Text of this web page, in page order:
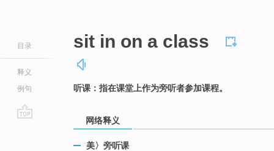
目录
释义
例句
sit in on a class
听课：指在课堂上作为旁听者参加课程。
网络释义
美〉旁听课